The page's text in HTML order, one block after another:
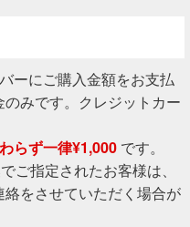
ーにご購入金額をお支払
みです。クレジットカー
らず一律¥1,000です。
ご指定されたお客様は、
をさせていただく場合が